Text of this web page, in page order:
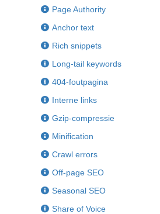
Page Authority
Anchor text
Rich snippets
Long-tail keywords
404-foutpagina
Interne links
Gzip-compressie
Minification
Crawl errors
Off-page SEO
Seasonal SEO
Share of Voice